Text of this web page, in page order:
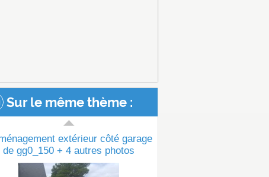
Sur le même thème :
extérieur côté garage
de gg0_150 + 4 autres photos